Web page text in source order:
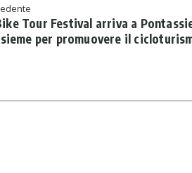
Tour Festival arriva a
per promuovere il